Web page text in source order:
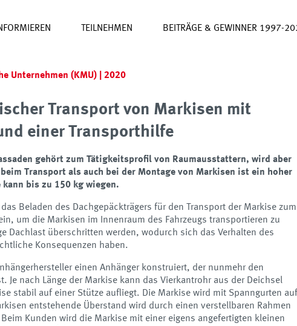
TEILNEHMEN BEITRÄGE & GEWINNER 1997-
Unternehmen (KMU) | 2020
Transport von Markisen mit
einer Transporthilfe
gehört zum Tätigkeitsprofil von Raumausstattern, wird aber
Transport als auch bei der Montage von Markisen ist ein hoher
bis zu 150 kg wiegen.
Beladen des Dachgepäckträgers für den Transport der Markise zum
um die Markisen im Innenraum des Fahrzeugs transportieren zu
Dachlast überschritten werden, wodurch sich das Verhalten des
Konsequenzen haben.
einen Anhänger konstruiert, der nunmehr den
Je nach Länge der Markise kann das Vierkantrohr aus der Deichsel
stabil auf einer Stütze aufliegt. Die Markise wird mit Spanngurten
entstehende Überstand wird durch einen verstellbaren Rahmen
Kunden wird die Markise mit einer eigens angefertigten kleinen